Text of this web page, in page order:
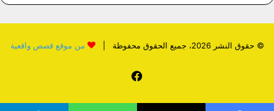
© حقوق النشر 2026، جميع الحقوق محفوظة | من موقع قصص واقعية